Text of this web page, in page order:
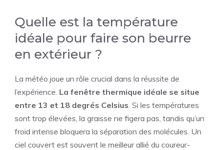
Quelle est la température
idéale pour faire son beurre
en extérieur ?
La météo joue un rôle crucial dans la réussite de
l’expérience. La fenêtre thermique idéale se situe
entre 13 et 18 degrés Celsius. Si les températures
sont trop élevées, la graisse ne figera pas, tandis qu’un
froid intense bloquera la séparation des molécules. Un
ciel couvert est souvent le meilleur allié du coureur-